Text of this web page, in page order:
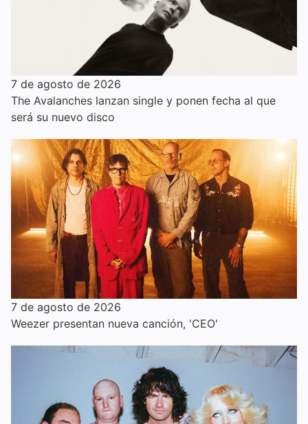
7 de agosto de 2026
The Avalanches lanzan single y ponen fecha al que
será su nuevo disco
7 de agosto de 2026
Weezer presentan nueva canción, 'CEO'